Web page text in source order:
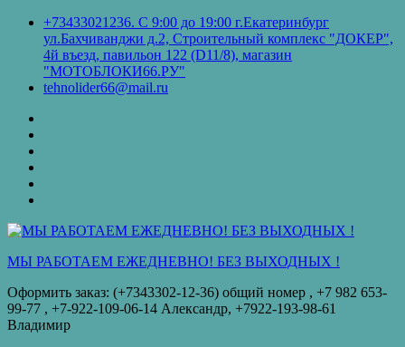
+73433021236. С 9:00 до 19:00 г.Екатеринбург
ул.Бахчиванджи д.2, Строительный комплекс "ДОКЕР",
4й въезд, павильон 122 (D11/8), магазин
"МОТОБЛОКИ66.РУ"
tehnolider66@mail.ru
кредит
МЫ РАБОТАЕМ ЕЖЕДНЕВНО! БЕЗ ВЫХОДНЫХ !
Оформить заказ: (+7343302-12-36) общий номер , ‪+7 982 653-
99-77‬ , +7-922-109-06-14 Александр, +7922-193-98-61
Владимир